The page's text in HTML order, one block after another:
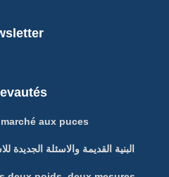
aux puces
البنية القديمة والاسئلة الجديدة